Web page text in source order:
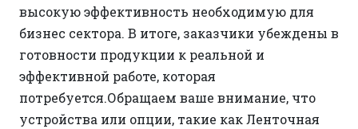
высокую эффективность необходимую для
бизнес сектора. В итоге, заказчики убеждены в
готовности продукции к реальной и
эффективной работе, которая
потребуется.Обращаем ваше внимание, что
устройства или опции, такие как Ленточная